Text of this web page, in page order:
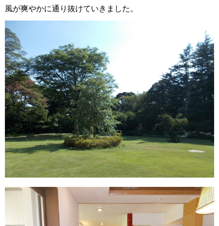
風が爽やかに通り抜けていきました。